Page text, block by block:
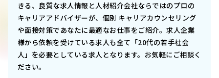
きる、良質な求人情報と人材紹介会社ならではのプロの
キャリアアドバイザーが、個別 キャリアカウンセリング
や面接対策であなたに最適なお仕事をご紹介。求人企業
様から依頼を受けている求人も全て「20代の若手社会
人」を必要としている求人となります。お気軽にご相談く
ださい。